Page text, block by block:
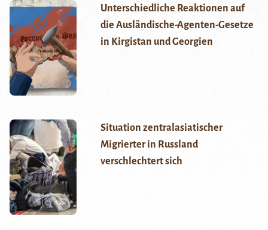
Unterschiedliche Reaktionen auf
die Ausländische-Agenten-Gesetze
in Kirgistan und Georgien
Situation zentralasiatischer
Migrierter in Russland
verschlechtert sich